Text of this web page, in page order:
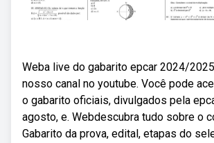
Weba live do gabarito epcar 2024/
nosso canal no youtube. Você pode
o gabarito oficiais, divulgados pela
agosto, e. Webdescubra tudo sobre o
Gabarito da prova, edital, etapas do